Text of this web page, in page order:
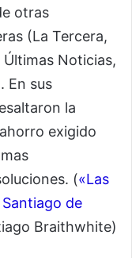
otras
(La Tercera,
Noticias,
En sus
la
exigido
(«Las
de
Braithwhite)